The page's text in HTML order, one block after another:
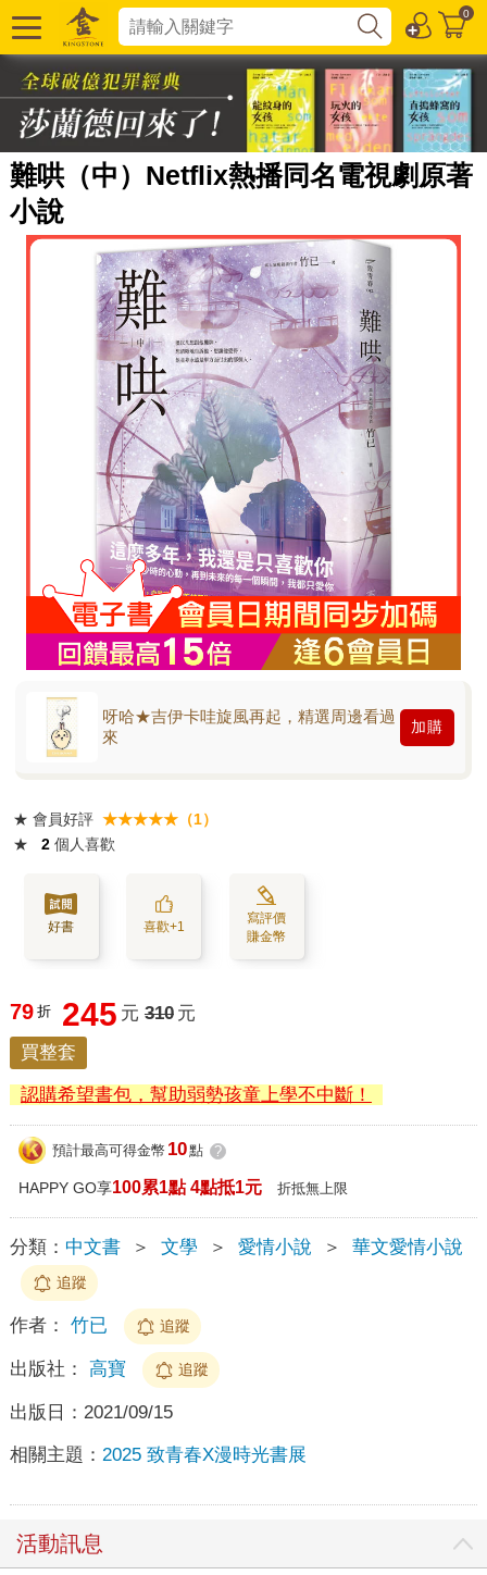
0
難哄（中）Netflix熱播同名電視劇原著
小說
呀哈★吉伊卡哇旋風再起，精選周邊看過
來
加購
★ 會員好評 ★★★★★（1）
★
2 個人喜歡
好書 喜歡+1
寫評價
賺金幣
79 折 245 元 310 元
買整套
認購希望書包，幫助弱勢孩童上學不中斷！
預計最高可得金幣 10點 ?
HAPPY GO享100累1點 4點抵1元 折抵無上限
分類： 中文書 ＞ 文學 ＞ 愛情小說 ＞ 華文愛情小說
追蹤
作者： 竹已 追蹤
出版社： 高寶 追蹤
出版日： 2021/09/15
相關主題： 2025 致青春X漫時光書展
活動訊息